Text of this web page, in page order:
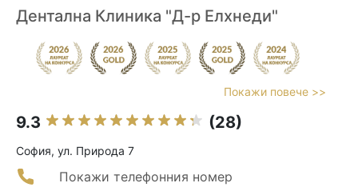
Дентална Клиника "Д-р Елхнеди"
Покажи повече >>
9.3 (28)
София, ул. Природа 7
Покажи телефонния номер